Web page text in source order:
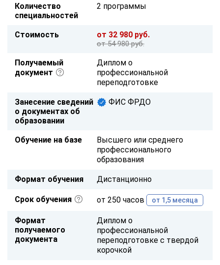
Количество
специальностей
2 программы
Стоимость от 32 980 руб.
от 54 980 руб.
Получаемый
документ
Диплом о
профессиональной
переподготовке
Занесение сведений
о документах об
образовании
ФИС ФРДО
Обучение на базе
Высшего или среднего
профессионального
образования
Формат обучения Дистанционно
Срок обучения от 250 часов от 1,5 месяца
Формат
получаемого
документа
Диплом о
профессиональной
переподготовке с твердой
корочкой